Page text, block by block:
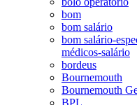
bom
bom salário
bom salário-
médicos-salário
bordeus
Bournemouth
Bournemouth
BPL